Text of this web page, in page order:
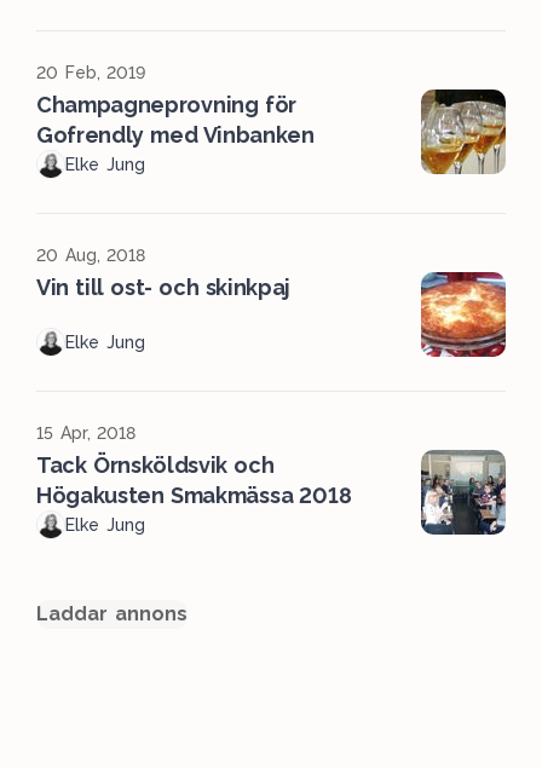
20 Feb, 2019
Champagneprovning för
Gofrendly med Vinbanken
Elke Jung
20 Aug, 2018
Vin till ost- och skinkpaj
Elke Jung
15 Apr, 2018
Tack Örnsköldsvik och
Högakusten Smakmässa 2018
Elke Jung
Laddar annons